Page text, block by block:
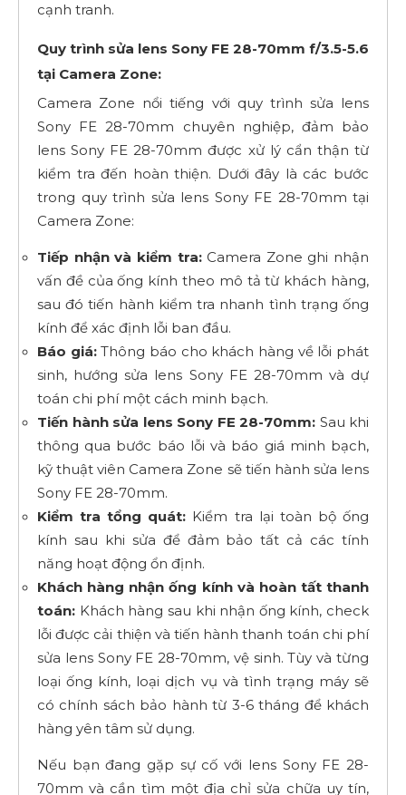
cạnh tranh.
Quy trình sửa lens Sony FE 28-70mm f/3.5-5.6
tại Camera Zone:
Camera Zone nổi tiếng với quy trình sửa lens
Sony FE 28-70mm chuyên nghiệp, đảm bảo
lens Sony FE 28-70mm được xử lý cẩn thận từ
kiểm tra đến hoàn thiện. Dưới đây là các bước
trong quy trình sửa lens Sony FE 28-70mm tại
Camera Zone:
Tiếp nhận và kiểm tra: Camera Zone ghi nhận
vấn đề của ống kính theo mô tả từ khách hàng,
sau đó tiến hành kiểm tra nhanh tình trạng ống
kính để xác định lỗi ban đầu.
Báo giá:Thông báo cho khách hàng về lỗi phát
sinh, hướng sửa lens Sony FE 28-70mm và dự
toán chi phí một cách minh bạch.
Tiến hành sửa lens Sony FE 28-70mm: Sau khi
thông qua bước báo lỗi và báo giá minh bạch,
kỹ thuật viên Camera Zone sẽ tiến hành sửa lens
Sony FE 28-70mm.
Kiểm tra tổng quát: Kiểm tra lại toàn bộ ống
kính sau khi sửa để đảm bảo tất cả các tính
năng hoạt động ổn định.
Khách hàng nhận ống kính và hoàn tất thanh
toán: Khách hàng sau khi nhận ống kính, check
lỗi được cải thiện và tiến hành thanh toán chi phí
sửa lens Sony FE 28-70mm, vệ sinh. Tùy và từng
loại ống kính, loại dịch vụ và tình trạng máy sẽ
có chính sách bảo hành từ 3-6 tháng để khách
hàng yên tâm sử dụng.
Nếu bạn đang gặp sự cố với lens Sony FE 28-
70mm và cần tìm một địa chỉ sửa chữa uy tín,